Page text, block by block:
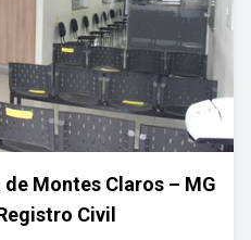
Montes Claros – MG
Civil